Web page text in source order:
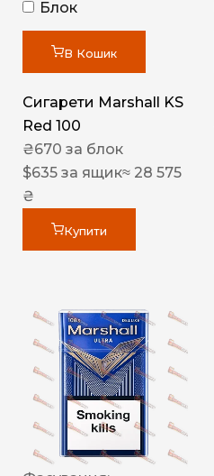
Блок
В Кошик
Сигарети Marshall KS
Red 100
₴670 за блок
$635 за ящик≈ 28 575
₴
Купити